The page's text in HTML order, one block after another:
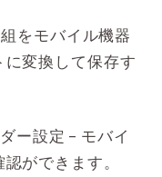
をモバイル機器
変換して保存す
ー設定 – モバイ
ができます。